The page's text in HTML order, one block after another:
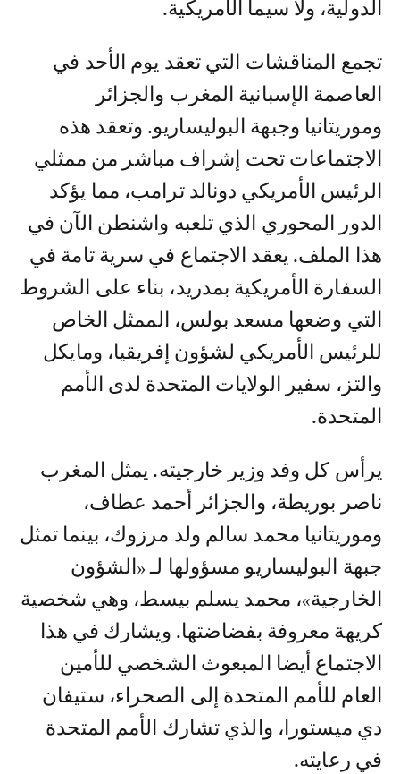
الدولية، ولا سيما الأمريكية.
تجمع المناقشات التي تعقد يوم الأحد في
العاصمة الإسبانية المغرب والجزائر
وموريتانيا وجبهة البوليساريو. وتعقد هذه
الاجتماعات تحت إشراف مباشر من ممثلي
الرئيس الأمريكي دونالد ترامب، مما يؤكد
الدور المحوري الذي تلعبه واشنطن الآن في
هذا الملف. يعقد الاجتماع في سرية تامة في
السفارة الأمريكية بمدريد، بناء على الشروط
التي وضعها مسعد بولس، الممثل الخاص
للرئيس الأمريكي لشؤون إفريقيا، ومايكل
والتز، سفير الولايات المتحدة لدى الأمم
المتحدة.
يرأس كل وفد وزير خارجيته. يمثل المغرب
ناصر بوريطة، والجزائر أحمد عطاف،
وموريتانيا محمد سالم ولد مرزوك، بينما تمثل
جبهة البوليساريو مسؤولها لـ «الشؤون
الخارجية»، محمد يسلم بيسط، وهي شخصية
كريهة معروفة بفضاضتها. ويشارك في هذا
الاجتماع أيضا المبعوث الشخصي للأمين
العام للأمم المتحدة إلى الصحراء، ستيفان
دي ميستورا، والذي تشارك الأمم المتحدة
في رعايته.